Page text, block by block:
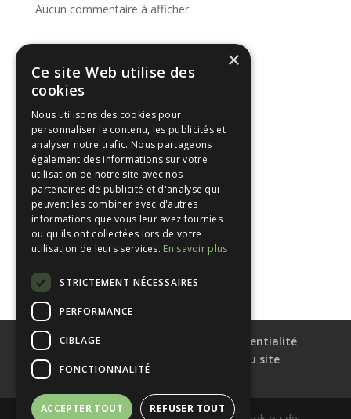
Aucun commentaire à afficher.
Archives
août 2026
juin 2026
décembre 2024
novembre 2024
octobre 2023
Categories
Mentions légales et politique de confidentialité
Conditions générales d’utilisation du site
louis.frechon.fr
×
Ce site Web utilise des
cookies
Nous utilisons des cookies pour
personnaliser le contenu, les publicités et
analyser notre trafic. Nous partageons
également des informations sur votre
utilisation de notre site avec nos
partenaires de publicité et d'analyse qui
peuvent les combiner avec d'autres
informations que vous leur avez fournies
ou qu'ils ont collectées lors de votre
utilisation de leurs services. En savoir plus
STRICTEMENT NÉCESSAIRES
PERFORMANCE
CIBLAGE
FONCTIONNALITÉ
ACCEPTER TOUT REFUSER TOUT